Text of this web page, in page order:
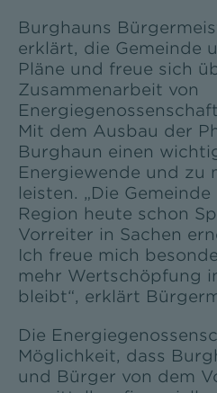
Burghauns
erklärt, die Gemeinde
Pläne und freue sich
Zusammenarbeit von
Mit dem Ausbau der
Burghaun einen
Energiewende und zu
leisten. „Die
Region heute schon
Vorreiter in Sachen
Ich freue mich
mehr Wertschöpfung
bleibt“, erklärt
Die
Möglichkeit, dass
und Bürger von dem